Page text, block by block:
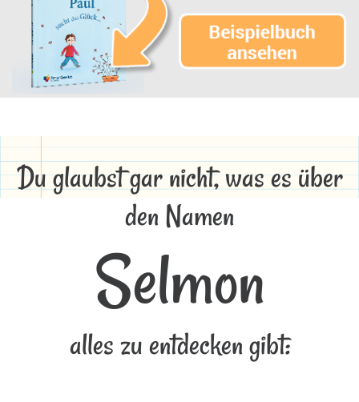
Du glaubst gar nicht, was es über
den Namen
Selmon
alles zu entdecken gibt: